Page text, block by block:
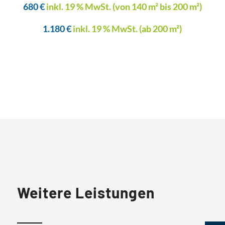
680 €inkl. 19 % MwSt. (von 140 m² bis 200 m²)
1.180 €inkl. 19 % MwSt. (ab 200 m²)
Weitere Leistungen